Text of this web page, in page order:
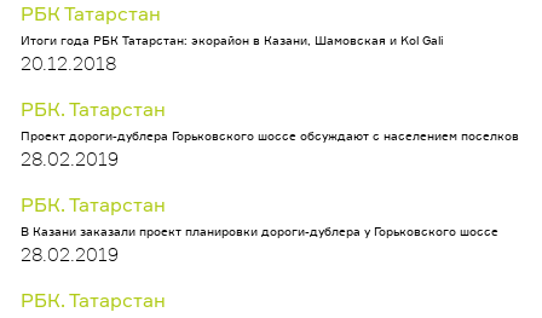
РБК Татарстан
Итоги года РБК Татарстан: экорайон в Казани, Шамовская и Kol Gali
20.12.2018
РБК. Татарстан
Проект дороги-дублера Горьковского шоссе обсуждают с населением поселков
28.02.2019
РБК. Татарстан
В Казани заказали проект планировки дороги-дублера у Горьковского шоссе
28.02.2019
РБК. Татарстан